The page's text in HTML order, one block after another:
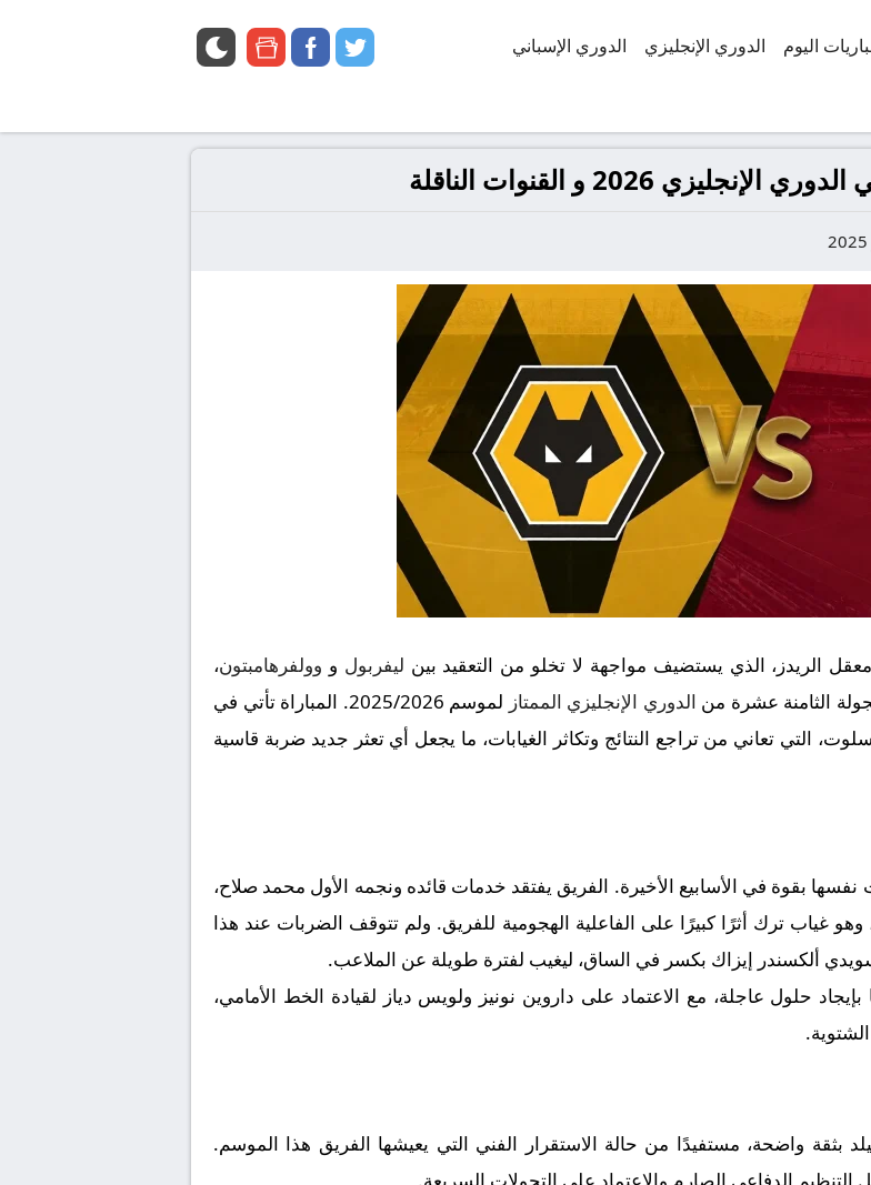
اليوم الدوري الإنجليزي الدوري الإسباني twitter
facebook
google
2026 و القنوات الناقلة
الريدز، الذي يستضيف مواجهة لا تخلو من التعقيد بين ليفربول و وولفرهامبتون،
الدوري الإنجليزي الممتاز
لموسم 2025/2026. المباراة تأتي في
التي تعاني من تراجع النتائج وتكاثر الغيابات، ما يجعل أي تعثر جديد ضربة قاسية
بقوة في الأسابيع الأخيرة. الفريق يفتقد خدمات قائده ونجمه الأول محمد صلاح،
مع منتخب مصر في كأس أمم أفريقيا 2025، وهو غياب ترك أثرًا كبيرًا على الفاعلية الهجومية للفريق. ولم تتوقف الضربات عند هذا
ألكسندر إيزاك بكسر في الساق، ليغيب لفترة طويلة عن الملاعب.
حلول عاجلة، مع الاعتماد على داروين نونيز ولويس دياز لقيادة الخط الأمامي،
بثقة واضحة، مستفيدًا من حالة الاستقرار الفني التي يعيشها الفريق هذا الموسم.